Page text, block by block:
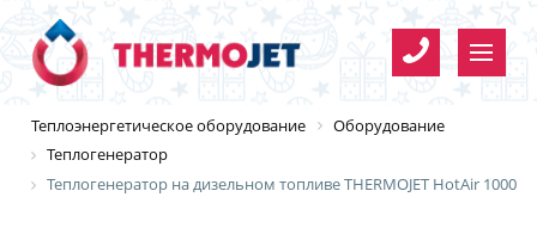
Теплоэнергетическое оборудование
Оборудование
Теплогенератор
Теплогенератор на дизельном топливе THERMOJET HotAir 1000
Имя*